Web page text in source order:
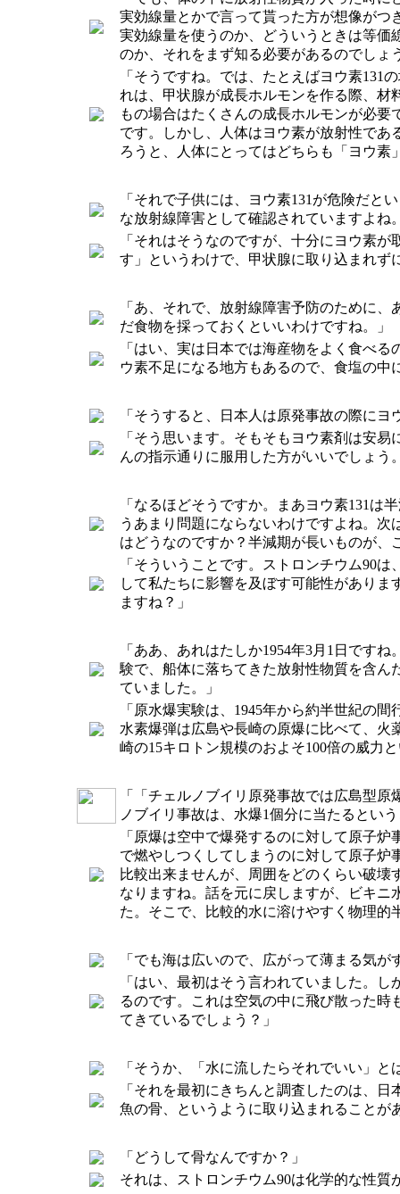
実効線量とかで言って貰った方が想像がつ
実効線量を使うのか、どういうときは等価
のか、それをまず知る必要があるのでしょ
「そうですね。では、たとえばヨウ素131
れは、甲状腺が成長ホルモンを作る際、材
もの場合はたくさんの成長ホルモンが必
です。しかし、人体はヨウ素が放射性で
ろうと、人体にとってはどちらも「ヨウ素
「それで子供には、ヨウ素131が危険だと
な放射線障害として確認されていますよね
「それはそうなのですが、十分にヨウ素
す」というわけで、甲状腺に取り込まれず
「あ、それで、放射線障害予防のために
だ食物を採っておくといいわけですね。」
「はい、実は日本では海産物をよく食べ
ウ素不足になる地方もあるので、食塩の
「そうすると、日本人は原発事故の際に
「そう思います。そもそもヨウ素剤は安
んの指示通りに服用した方がいいでしょう
「なるほどそうですか。まあヨウ素131は
うあまり問題にならないわけですよね。
はどうなのですか？半減期が長いものが、
「そういうことです。ストロンチウム90
して私たちに影響を及ぼす可能性があり
ますね？」
「ああ、あれはたしか1954年3月1日です
験で、船体に落ちてきた放射性物質を含ん
ていました。」
「原水爆実験は、1945年から約半世紀の
水素爆弾は広島や長崎の原爆に比べて、火
崎の15キロトン規模のおよそ100倍の威力
「「チェルノブイリ原発事故では広島型
ノブイリ事故は、水爆1個分に当たるとい
「原爆は空中で爆発するのに対して原子
で燃やしつくしてしまうのに対して原子
比較出来ませんが、周囲をどのくらい破
なりますね。話を元に戻しますが、ビキ
た。そこで、比較的水に溶けやすく物理的
「でも海は広いので、広がって薄まる気
「はい、最初はそう言われていました。
るのです。これは空気の中に飛び散った
てきているでしょう？」
「そうか、「水に流したらそれでいい」と
「それを最初にきちんと調査したのは、
魚の骨、というように取り込まれることが
「どうして骨なんですか？」
それは、ストロンチウム90は化学的な性